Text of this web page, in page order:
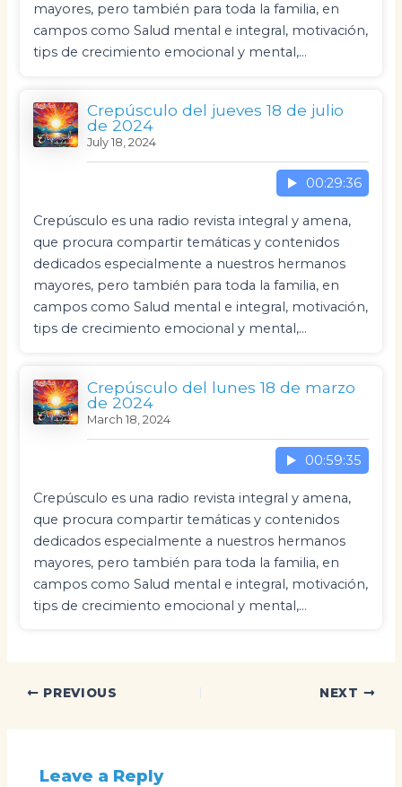
mayores, pero también para toda la familia, en
campos como Salud mental e integral, motivación,
tips de crecimiento emocional y mental,…
Crepúsculo del jueves 18 de julio
de 2024
July 18, 2024
00:29:36
Crepúsculo es una radio revista integral y amena,
que procura compartir temáticas y contenidos
dedicados especialmente a nuestros hermanos
mayores, pero también para toda la familia, en
campos como Salud mental e integral, motivación,
tips de crecimiento emocional y mental,…
Crepúsculo del lunes 18 de marzo
de 2024
March 18, 2024
00:59:35
Crepúsculo es una radio revista integral y amena,
que procura compartir temáticas y contenidos
dedicados especialmente a nuestros hermanos
mayores, pero también para toda la familia, en
campos como Salud mental e integral, motivación,
tips de crecimiento emocional y mental,…
Post PREVIOUS NEXT
Leave a Reply